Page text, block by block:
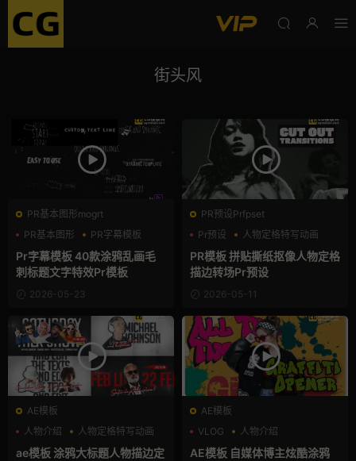
街头风
PR基本图形mogrt
PR基本图形
PR字幕模板
创意
Pr字幕模板 40款涂鸦乱画毛
刺标题文字特效Pr模板
2026-05-23
PR预设Prfpset
Pr预设
人物定格特写动画
复古风
PR模板 拼贴撕纸抠像人物定格
描边转场Pr预设
2026-05-11
AE模板
人物介绍
人物定格特写动画
嘻哈
ae模板 涂鸦大标题人物描边定
AE模板
VLOG
人物介绍
人物定格特写动画
AE模板 自媒体博主炫酷涂鸦